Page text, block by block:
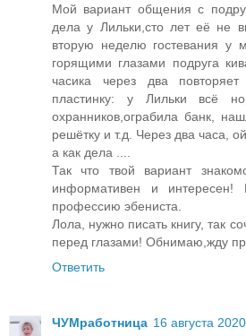
Мой вариант общения с
дела у Лильки,сто лет её не
вторую неделю гостевания у
горящими глазами подруга
часика через два
пластинку: у Лильки всё
охранников,ограбила банк,
решётку и т.д. Через два часа,
а как дела ....
Так что твой вариант
информативен и
профессию эбениста.
Лола, нужно писать книгу, так
перед глазами! Обнимаю,жду
Ответить
ЧУМработница 16 августа